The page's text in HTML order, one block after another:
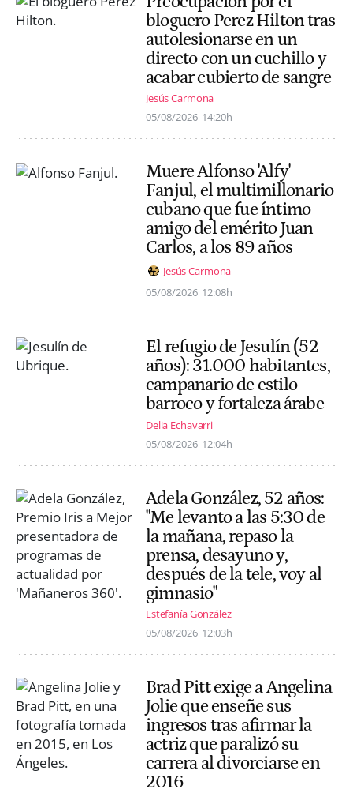
bloguero Perez Hilton tras
autolesionarse en un
directo con un cuchillo y
acabar cubierto de sangre
Jesús Carmona
05/08/2026 14:20h
Muere Alfonso 'Alfy'
Fanjul, el multimillonario
cubano que fue íntimo
amigo del emérito Juan
Carlos, a los 89 años
Jesús Carmona
05/08/2026 12:08h
El refugio de Jesulín (52
años): 31.000 habitantes,
campanario de estilo
barroco y fortaleza árabe
Delia Echavarri
05/08/2026 12:04h
Adela González, 52 años:
"Me levanto a las 5:30 de
la mañana, repaso la
prensa, desayuno y,
después de la tele, voy al
gimnasio"
Estefanía González
05/08/2026 12:03h
Brad Pitt exige a Angelina
Jolie que enseñe sus
ingresos tras afirmar la
actriz que paralizó su
carrera al divorciarse en
2016